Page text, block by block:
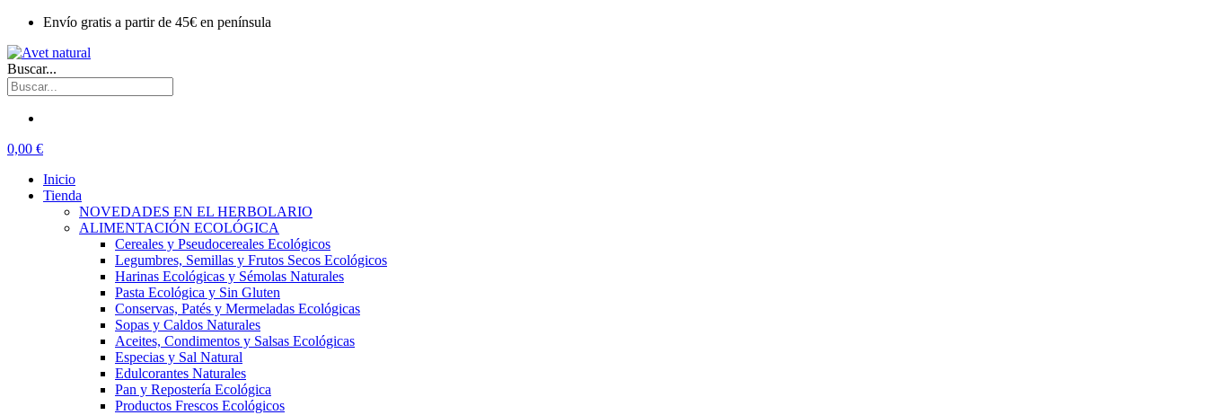
Envío gratis a partir de 45€ en península
Buscar...
0,00 €
Inicio
Tienda
NOVEDADES EN EL HERBOLARIO
ALIMENTACIÓN ECOLÓGICA
Cereales y Pseudocereales Ecológicos
Legumbres, Semillas y Frutos Secos Ecológicos
Harinas Ecológicas y Sémolas Naturales
Pasta Ecológica y Sin Gluten
Conservas, Patés y Mermeladas Ecológicas
Sopas y Caldos Naturales
Aceites, Condimentos y Salsas Ecológicas
Especias y Sal Natural
Edulcorantes Naturales
Pan y Repostería Ecológica
Productos Frescos Ecológicos